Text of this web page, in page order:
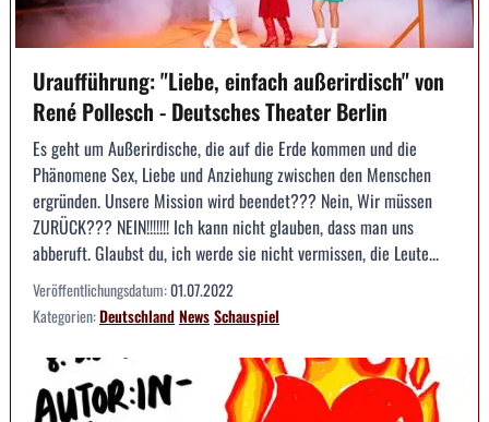
Uraufführung: "Liebe, einfach außerirdisch" von
René Pollesch - Deutsches Theater Berlin
Es geht um Außerirdische, die auf die Erde kommen und die
Phänomene Sex, Liebe und Anziehung zwischen den Menschen
ergründen. Unsere Mission wird beendet??? Nein, Wir müssen
ZURÜCK??? NEIN!!!!!!! Ich kann nicht glauben, dass man uns
abberuft. Glaubst du, ich werde sie nicht vermissen, die Leute...
Veröffentlichungsdatum:01.07.2022
Kategorien:DeutschlandNewsSchauspiel